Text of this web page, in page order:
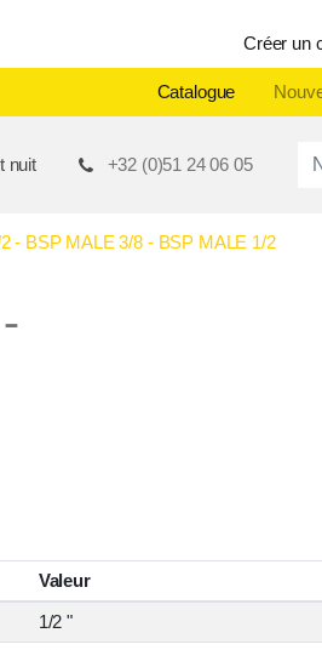
Créer un
Catalogue
nuit +32 (0)51 24 06 05
- BSP MALE 3/8 - BSP MALE 1/2
Valeur
1/2 "